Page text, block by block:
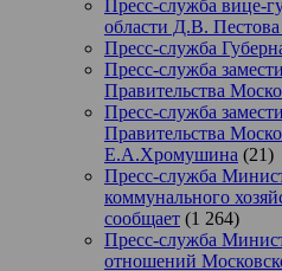
Пресс-служба вице-
области Д.В.
Пресс-служба
Пресс-служба
Правительства
Пресс-служба
Правительства
Е.А.Хромушина (21)
Пресс-служба
коммунального
сообщает (1 264)
Пресс-служба
отношений